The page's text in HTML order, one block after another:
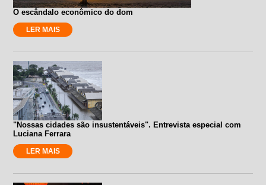
O escândalo econômico do dom
LER MAIS
"Nossas cidades são insustentáveis". Entrevista especial com
Luciana Ferrara
LER MAIS